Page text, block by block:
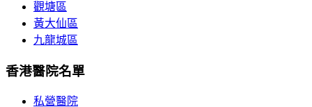
觀塘區
黃大仙區
九龍城區
香港醫院名單
私營醫院